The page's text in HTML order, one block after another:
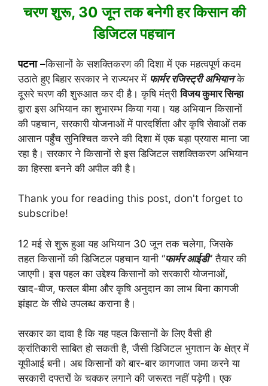
चरण शुरू, 30 जून तक बनेगी हर किसान की
डिजिटल पहचान
पटना –किसानों के सशक्तिकरण की दिशा में एक महत्वपूर्ण कदम
उठाते हुए बिहार सरकार ने राज्यभर में फार्मर रजिस्ट्री अभियानके
दूसरे चरण की शुरुआत कर दी है। कृषि मंत्रीविजय कुमार सिन्हा
द्वारा इस अभियान का शुभारम्भ किया गया। यह अभियान किसानों
की पहचान, सरकारी योजनाओं में पारदर्शिता और कृषि सेवाओं तक
आसान पहुँच सुनिश्चित करने की दिशा में एक बड़ा प्रयास माना जा
रहा है। सरकार ने किसानों से इस डिजिटल सशक्तिकरण अभियान
का हिस्सा बनने की अपील की है।
Thank you for reading this post, don't forget to
subscribe!
12 मई से शुरू हुआ यह अभियान 30 जून तक चलेगा, जिसके
तहत किसानों की डिजिटल पहचान यानी “फार्मर आईडी” तैयार की
जाएगी। इस पहल का उद्देश्य किसानों को सरकारी योजनाओं,
खाद-बीज, फसल बीमा और कृषि अनुदान का लाभ बिना कागजी
झंझट के सीधे उपलब्ध कराना है।
सरकार का दावा है कि यह पहल किसानों के लिए वैसी ही
क्रांतिकारी साबित हो सकती है, जैसी डिजिटल भुगतान के क्षेत्र में
यूपीआई बनी। अब किसानों को बार-बार कागजात जमा करने या
सरकारी दफ्तरों के चक्कर लगाने की जरूरत नहीं पड़ेगी। एक